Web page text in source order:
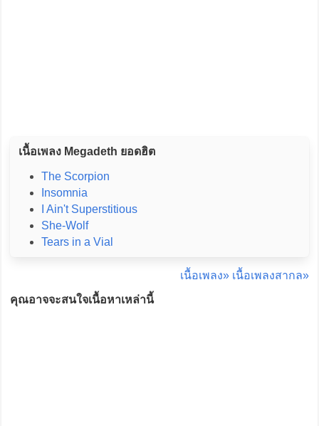
เนื้อเพลง Megadeth ยอดฮิต
The Scorpion
Insomnia
I Ain't Superstitious
She-Wolf
Tears in a Vial
เนื้อเพลง» เนื้อเพลงสากล»
คุณอาจจะสนใจเนื้อหาเหล่านี้